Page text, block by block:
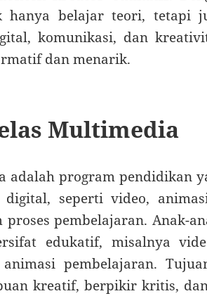
hanya belajar teori, tetapi
komunikasi, dan
dan menarik.
Multimedia
adalah program pendidikan
digital, seperti video,
pembelajaran. Anak-
edukatif, misalnya
pembelajaran.
kreatif, berpikir kritis,